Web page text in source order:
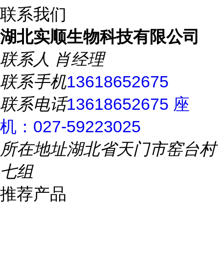
联系我们
湖北实顺生物科技有限公司
联系人 肖经理
联系手机13618652675
联系电话13618652675 座
机：027-59223025
所在地址湖北省天门市窑台村
七组
推荐产品